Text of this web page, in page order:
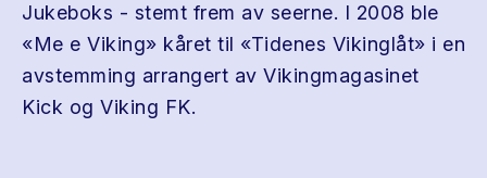
Jukeboks - stemt frem av seerne. I 2008 ble
«Me e Viking» kåret til «Tidenes Vikinglåt» i en
avstemming arrangert av Vikingmagasinet
Kick og Viking FK.